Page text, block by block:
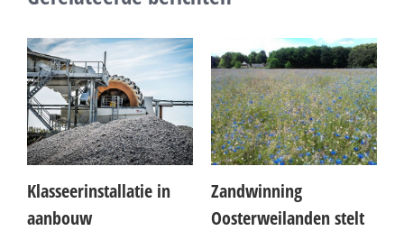
Klasseerinstallatie in
aanbouw
Zandwinning
Oosterweilanden stelt